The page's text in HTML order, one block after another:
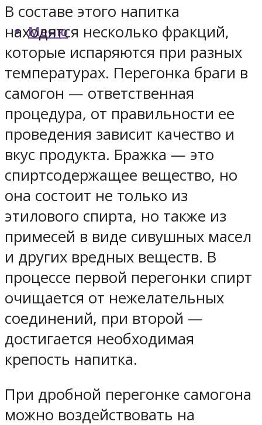
Меню
В составе этого напитка
находятся несколько фракций,
которые испаряются при разных
температурах. Перегонка браги в
самогон — ответственная
процедура, от правильности ее
проведения зависит качество и
вкус продукта. Бражка — это
спиртсодержащее вещество, но
она состоит не только из
этилового спирта, но также из
примесей в виде сивушных масел
и других вредных веществ. В
процессе первой перегонки спирт
очищается от нежелательных
соединений, при второй —
достигается необходимая
крепость напитка.
При дробной перегонке самогона
можно воздействовать на